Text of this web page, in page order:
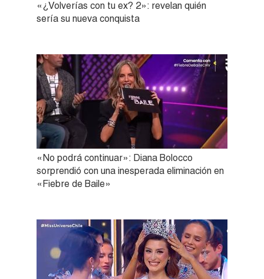
«¿Volverías con tu ex? 2»: revelan quién
sería su nueva conquista
«No podrá continuar»: Diana Bolocco
sorprendió con una inesperada eliminación en
«Fiebre de Baile»